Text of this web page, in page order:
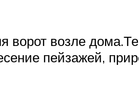
возле
пейзажей,